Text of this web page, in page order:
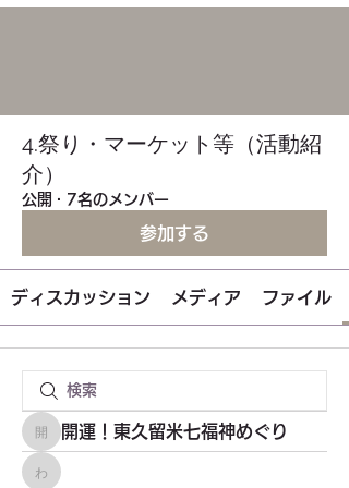
4.祭り・マーケット等（活動紹
介）
公開 · 7名のメンバー
参加する
ディスカッション メディア ファイル
開運！東久留米七福神めぐり
開運！東久留米七福神めぐり
わーくるマルシェ実行委員会